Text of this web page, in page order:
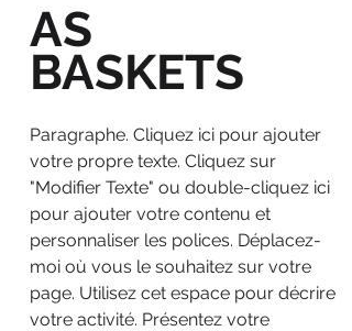
AS
BASKETS
Paragraphe. Cliquez ici pour ajouter
votre propre texte. Cliquez sur
"Modifier Texte" ou double-cliquez ici
pour ajouter votre contenu et
personnaliser les polices. Déplacez-
moi où vous le souhaitez sur votre
page. Utilisez cet espace pour décrire
votre activité. Présentez votre